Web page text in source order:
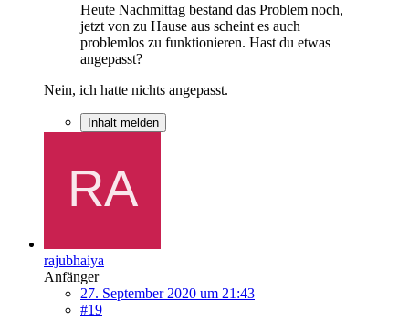
Heute Nachmittag bestand das Problem noch,
jetzt von zu Hause aus scheint es auch
problemlos zu funktionieren. Hast du etwas
angepasst?
Nein, ich hatte nichts angepasst.
Inhalt melden
rajubhaiya
Anfänger
27. September 2020 um 21:43
#19